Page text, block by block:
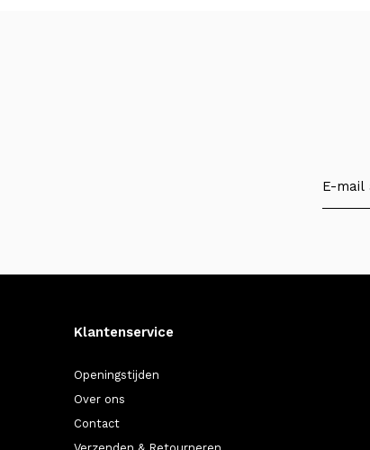
Klantenservice
Openingstijden
Over ons
Contact